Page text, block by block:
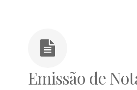
Emissão de